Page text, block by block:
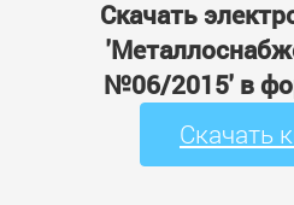
Скачать
№06/2015' в
Скачать